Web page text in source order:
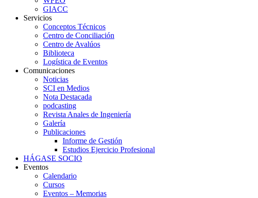
GIACC
Servicios
Conceptos Técnicos
Centro de Conciliación
Centro de Avalúos
Biblioteca
Logística de Eventos
Comunicaciones
Noticias
SCI en Medios
Nota Destacada
podcasting
Revista Anales de Ingeniería
Galería
Publicaciones
Informe de Gestión
Estudios Ejercicio Profesional
HÁGASE SOCIO
Eventos
Calendario
Cursos
Eventos – Memorias